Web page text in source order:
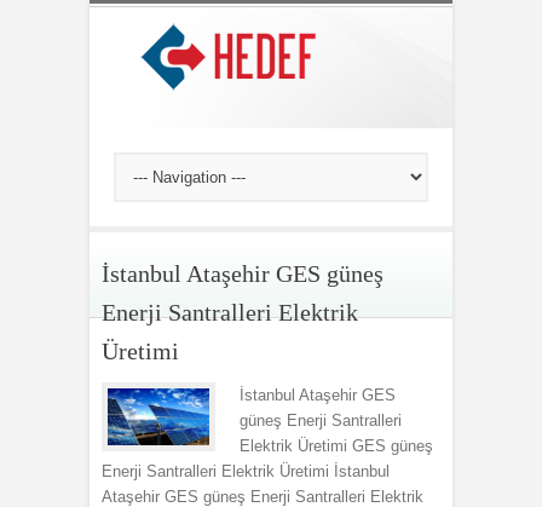
İstanbul Ataşehir GES güneş
Enerji Santralleri Elektrik
Üretimi
İstanbul Ataşehir GES
güneş Enerji Santralleri
Elektrik Üretimi GES güneş
Enerji Santralleri Elektrik Üretimi İstanbul
Ataşehir GES güneş Enerji Santralleri Elektrik